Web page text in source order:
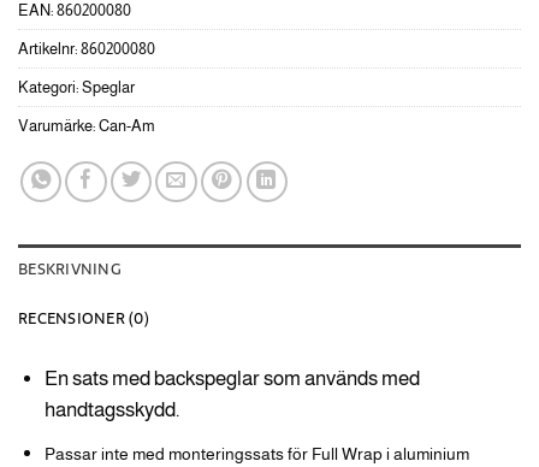
EAN: 860200080
Artikelnr: 860200080
Kategori: Speglar
Varumärke: Can-Am
BESKRIVNING
RECENSIONER (0)
En sats med backspeglar som används med
handtagsskydd.
Passar inte med monteringssats för Full Wrap i aluminium